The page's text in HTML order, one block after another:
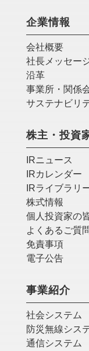
企業情報
会社概要
社長メッセー
沿革
事業所・関係
サステナビリ
株主・投資
IRニュース
IRカレンダー
IRライブラリ
株式情報
個人投資家の
よくあるご質
免責事項
電子公告
事業紹介
社会システム
防災無線シス
通信システム